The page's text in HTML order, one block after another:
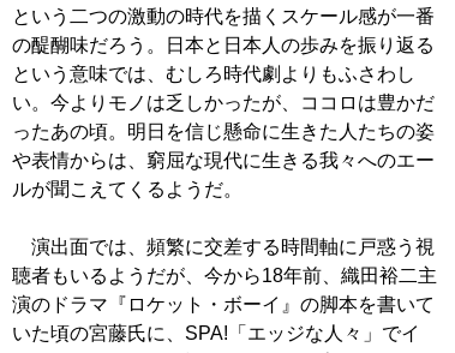
という二つの激動の時代を描くスケール感が一番
の醍醐味だろう。日本と日本人の歩みを振り返る
という意味では、むしろ時代劇よりもふさわし
い。今よりモノは乏しかったが、ココロは豊かだ
ったあの頃。明日を信じ懸命に生きた人たちの姿
や表情からは、窮屈な現代に生きる我々へのエー
ルが聞こえてくるようだ。
演出面では、頻繁に交差する時間軸に戸惑う視
聴者もいるようだが、今から18年前、織田裕二主
演のドラマ『ロケット・ボーイ』の脚本を書いて
いた頃の宮藤氏に、SPA!「エッジな人々」でイ